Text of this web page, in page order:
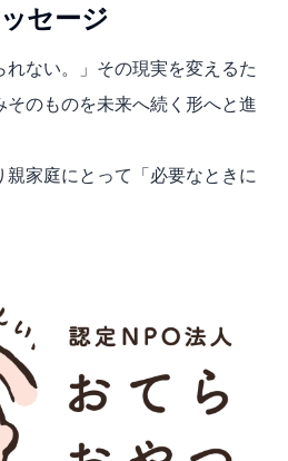
セージ
れない。」その現実を変えるた
のものを未来へ続く形へと進
家庭にとって「必要なときに